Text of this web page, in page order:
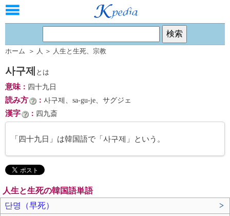
ホーム ＞ 人 ＞ 人生と生死、 宗教
사구제 とは
意味： 四十九日
読み方 ： 사구제、sa-gu-je、サグジェ
漢字 ： 四九斎
「四十九日」は韓国語で「사구제」という。
人生と生死の韓国語単語
단명（早死）
>